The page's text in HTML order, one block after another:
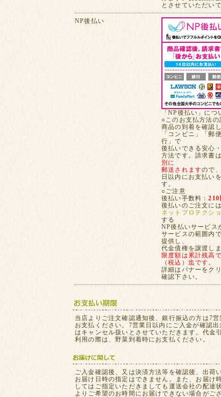
とさせていただい
NP後払い
「NP後払い」につ
○このお支払方法の
商品の到着を確認し
「コンビニ」「郵
行」で
後払いできる安心
方法です。請求書は
別に
郵送されますので
日以内にお支払い
す。
○ご注意
後払い手数料：210
後払いのご注文には
ネットプロテクシ
する
NP後払いサービス
サービスの範囲内
提供し、
代金債権を譲渡しま
限度額は累計残高
（税込）迄です。
詳細はバナーをク
確認下さい。
当店よりご注文確認通知後、銀行振込の方は7営
お支払ください。7営業日以内にご入金が確認出
はキャンセル扱いとさせていただきます。代金
利用の際は、野菜到着時にお支払ください。
ご入金確認後、又は決済方法等を確認後、出荷
お届け日時の指定はできません。また、お届け
してはご指定いただきましても運送会社の配達
よりご希望のお時間にお届けできない場合がご